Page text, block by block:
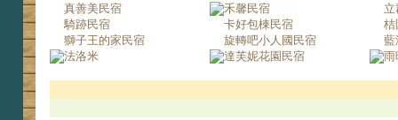
真善美民宿
騎跡民宿
獅子王的家民宿
法洛米
禾馨民宿
卡好包棟民宿
旋轉吧小人國民宿
達芙妮花園民宿
桔
藍
雨